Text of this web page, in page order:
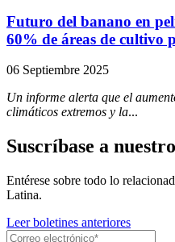
Futuro del banano en
60% de áreas de cultivo
06 Septiembre 2025
Un informe alerta que el
climáticos extremos y la...
Suscríbase a
Entérese sobre todo lo
Latina.
Leer boletines anteriores